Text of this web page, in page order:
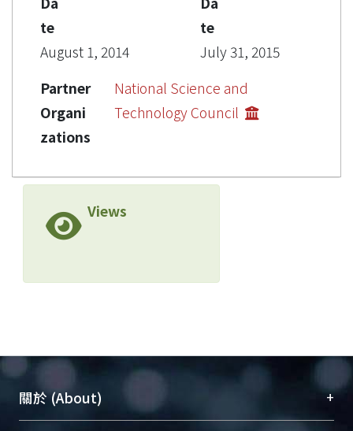
te
August 1, 2014
te
July 31, 2015
Partner
Organi
zations
National Science and
Technology Council
Views
關於 (About) +